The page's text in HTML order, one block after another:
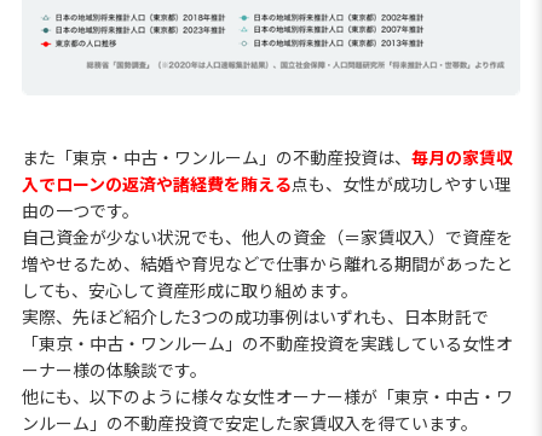
また「東京・中古・ワンルーム」の不動産投資は、 毎月の家賃収
入でローンの返済や諸経費を賄える点も、女性が成功しやすい理
由の一つです。
自己資金が少ない状況でも、他人の資金（＝家賃収入）で資産を
増やせるため、結婚や育児などで仕事から離れる期間があったと
しても、安心して資産形成に取り組めます。
実際、先ほど紹介した3つの成功事例はいずれも、日本財託で
「東京・中古・ワンルーム」の不動産投資を実践している女性オ
ーナー様の体験談です。
他にも、以下のように様々な女性オーナー様が「東京・中古・ワ
ンルーム」の不動産投資で安定した家賃収入を得ています。